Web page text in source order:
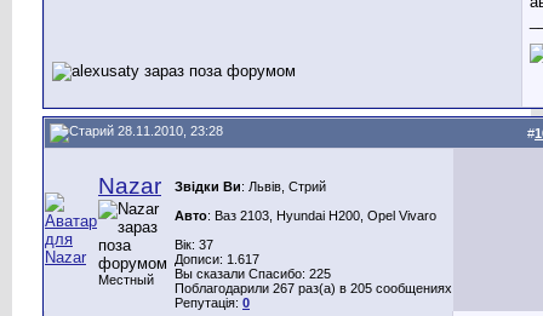
28.11.2010, 23:28 #
Nazar
Местный
Звідки Ви: Львів, Стрий
Авто: Ваз 2103, Hyundai H200, Opel Vivaro
Вік: 37
Дописи: 1.617
Вы сказали Спасибо: 225
Поблагодарили 267 раз(а) в 205 сообщениях
Репутація: 0